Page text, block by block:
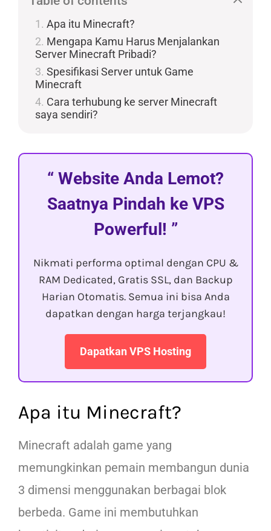
Apa itu Minecraft?
Mengapa Kamu Harus Menjalankan
Server Minecraft Pribadi?
Spesifikasi Server untuk Game
Minecraft
Cara terhubung ke server Minecraft
saya sendiri?
Website Anda Lemot?
Saatnya Pindah ke VPS
Powerful!
Nikmati performa optimal dengan CPU &
RAM Dedicated, Gratis SSL, dan Backup
Harian Otomatis. Semua ini bisa Anda
dapatkan dengan harga terjangkau!
Dapatkan VPS Hosting
Apa itu Minecraft?
Minecraft adalah game yang
memungkinkan pemain membangun dunia
3 dimensi menggunakan berbagai blok
berbeda. Game ini membutuhkan